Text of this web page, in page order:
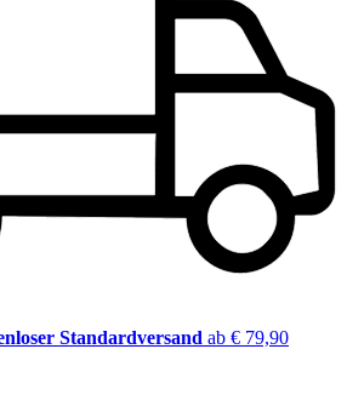
Standardversand ab € 79,90